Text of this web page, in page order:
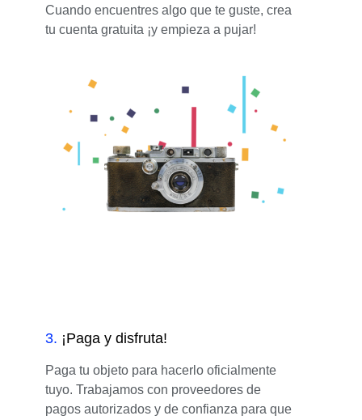
Cuando encuentres algo que te guste, crea
tu cuenta gratuita ¡y empieza a pujar!
3. ¡Paga y disfruta!
Paga tu objeto para hacerlo oficialmente
tuyo. Trabajamos con proveedores de
pagos autorizados y de confianza para que